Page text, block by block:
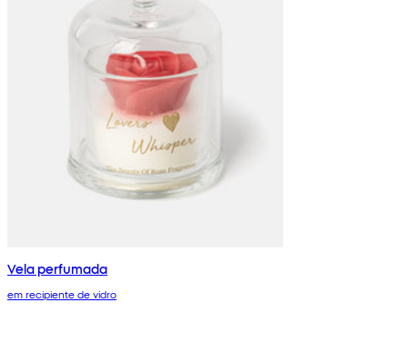
Vela perfumada
em recipiente de vidro